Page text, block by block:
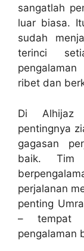
sangatlah
luar biasa.
sudah
terinci
ribet dan
Di Alhijaz
pentingnya
gagasan
baik. Tim
perjalanan
penting
– tempat
pengalaman